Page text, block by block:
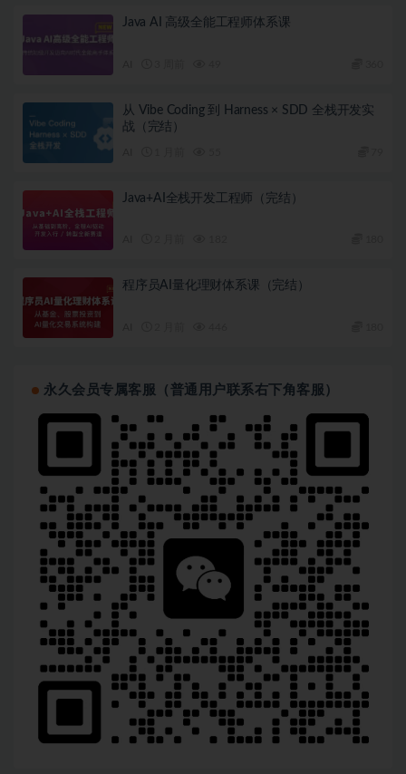
Java AI 高级全能工程师体系课
从 Vibe Coding 到 Harness × SDD 全栈开发实
战（完结）
Java+AI全栈开发工程师（完结）
程序员AI量化理财体系课（完结）
永久会员专属客服（普通用户联系右下角客服）